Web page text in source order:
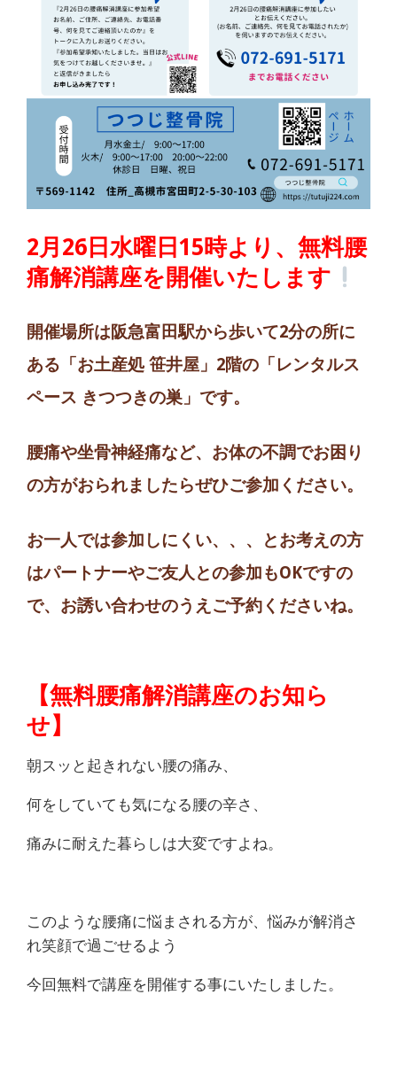
2月26日水曜日15時より、無料腰
痛解消講座を開催いたします
開催場所は阪急富田駅から歩いて2分の所に
ある「お土産処 笹井屋」2階の「レンタルス
ペース きつつきの巣」です。
腰痛や坐骨神経痛など、お体の不調でお困り
の方がおられましたらぜひご参加ください。
お一人では参加しにくい、、、とお考えの方
はパートナーやご友人との参加もOKですの
で、お誘い合わせのうえご予約くださいね。
【無料腰痛解消講座のお知ら
せ】
朝スッと起きれない腰の痛み、
何をしていても気になる腰の辛さ、
痛みに耐えた暮らしは大変ですよね。
このような腰痛に悩まされる方が、悩みが解消さ
れ笑顔で過ごせるよう
今回無料で講座を開催する事にいたしました。